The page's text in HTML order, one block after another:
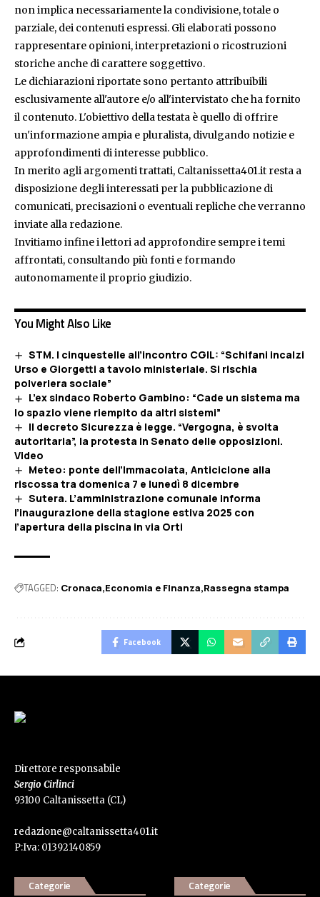
non implica necessariamente la condivisione, totale o
parziale, dei contenuti espressi. Gli elaborati possono
rappresentare opinioni, interpretazioni o ricostruzioni
storiche anche di carattere soggettivo.
Le dichiarazioni riportate sono pertanto attribuibili
esclusivamente all'autore e/o all'intervistato che ha fornito
il contenuto. L'obiettivo della testata è quello di offrire
un'informazione ampia e pluralista, divulgando notizie e
approfondimenti di interesse pubblico.
In merito agli argomenti trattati, Caltanissetta401.it resta a
disposizione degli interessati per la pubblicazione di
comunicati, precisazioni o eventuali repliche che verranno
inviate alla redazione.
Invitiamo infine i lettori ad approfondire sempre i temi
affrontati, consultando più fonti e formando
autonomamente il proprio giudizio.
You Might Also Like
STM. I cinquestelle all’incontro CGIL: “Schifani incalzi
Urso e Giorgetti a tavolo ministeriale. Si rischia
polveriera sociale”
L’ex sindaco Roberto Gambino: “Cade un sistema ma
lo spazio viene riempito da altri sistemi”
Il decreto Sicurezza è legge. “Vergogna, è svolta
autoritaria”, la protesta in Senato delle opposizioni.
Video
Meteo: ponte dell’Immacolata, Anticiclone alla
riscossa tra domenica 7 e lunedì 8 dicembre
Sutera. L’amministrazione comunale informa
l’inaugurazione della stagione estiva 2025 con
l’apertura della piscina in via Orti
TAGGED: Cronaca Economia e FInanza Rassegna stampa
Facebook
Direttore responsabile
Sergio Cirlinci
93100 Caltanissetta (CL)
redazione@caltanissetta401.it
P:Iva: 01392140859
Categorie Categorie